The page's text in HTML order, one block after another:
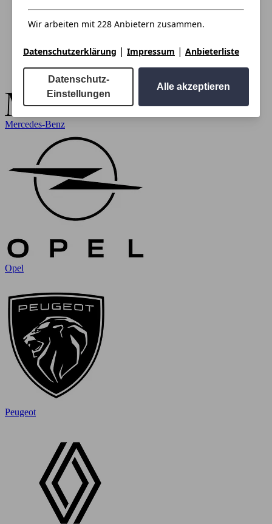
Mercedes-Benz
Opel
Peugeot
Wir arbeiten mit 228 Anbietern zusammen.
Datenschutzerklärung | Impressum | Anbieterliste
Datenschutz-
Einstellungen
Alle akzeptieren